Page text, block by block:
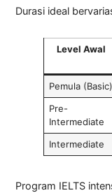
Durasi ideal
Level Awal
Pemula (Basic)
Pre-
Intermediate
Intermediate
Program IELTS